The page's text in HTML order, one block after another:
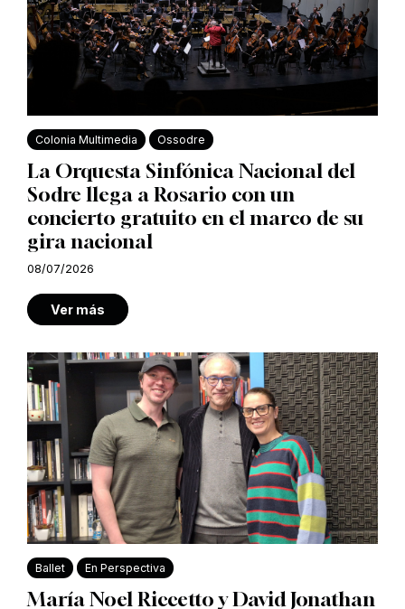
Colonia Multimedia Ossodre
La Orquesta Sinfónica Nacional del
Sodre llega a Rosario con un
concierto gratuito en el marco de su
gira nacional
08/07/2026
Ver más
Ballet En Perspectiva
María Noel Riccetto y David Jonathan